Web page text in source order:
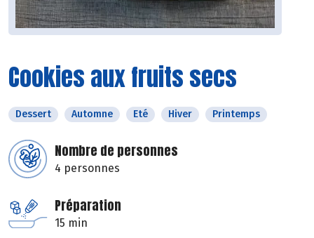
Cookies aux fruits secs
Dessert Automne Eté Hiver Printemps
Nombre de personnes
4 personnes
Préparation
15 min